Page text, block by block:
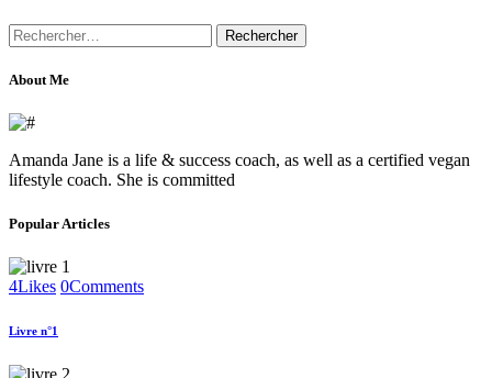
Rechercher :
About Me
Amanda Jane is a life & success coach, as well as a certified vegan
lifestyle coach. She is committed
Popular Articles
4Likes 0Comments
Livre n°1